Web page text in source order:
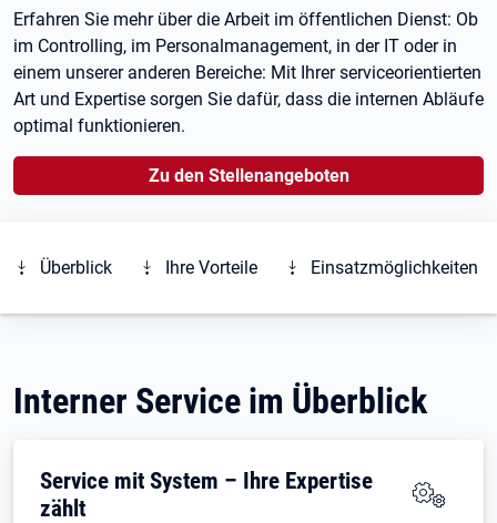
Erfahren Sie mehr über die Arbeit im öffentlichen Dienst: Ob
im Controlling, im Personalmanagement, in der IT oder in
einem unserer anderen Bereiche: Mit Ihrer serviceorientierten
Art und Expertise sorgen Sie dafür, dass die internen Abläufe
optimal funktionieren.
Öffnet in neuem Tab
Zu den Stellenangeboten
Überblick Ihre Vorteile Einsatzmöglichkeiten
Interner Service im Überblick
Service mit System – Ihre Expertise
zählt